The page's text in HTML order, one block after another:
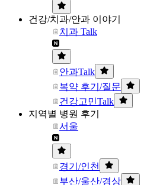
건강/치과/안과 이야기
치과 Talk
안과Talk
복약 후기/질문
건강고민Talk
지역별 병원 후기
서울
경기/인천
부산/울산/경상